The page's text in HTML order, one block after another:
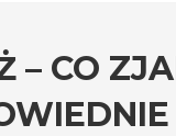
– CO